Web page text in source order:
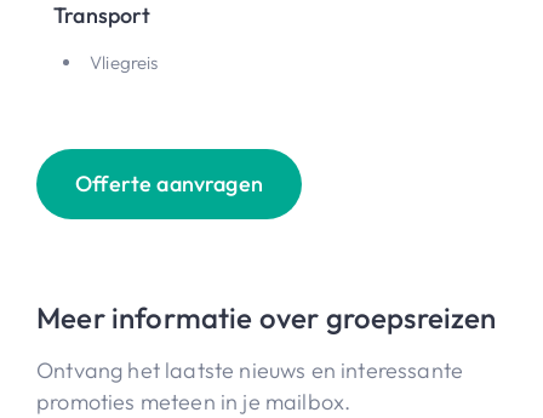
Transport
Vliegreis
Offerte aanvragen
Meer informatie over groepsreizen
Ontvang het laatste nieuws en interessante
promoties meteen in je mailbox.